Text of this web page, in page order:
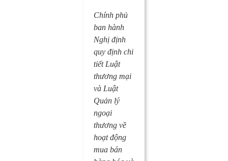
Chính phủ
ban hành
Nghị định
quy định chi
tiết Luật
thương mại
và Luật
Quản lý
ngoại
thương về
hoạt động
mua bán